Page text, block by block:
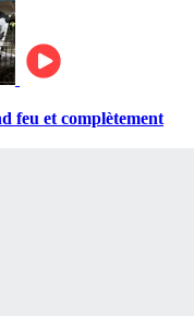
feu et complètement